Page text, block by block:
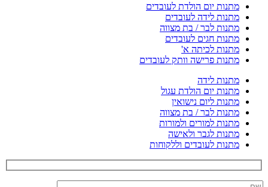
מתנות יום הולדת לעובדים
מתנות לידה לעובדים
מתנות לבר / בת מצווה
מתנות חגים לעובדים
מתנות לכיתה א'
מתנות פרישה וותק לעובדים
מתנות לידה
מתנות יום הולדת עגול
מתנות ליום נישואין
מתנות לבר / בת מצווה
מתנות למורים ולמורות
מתנות לגבר ולאישה
מתנות לעובדים וללקוחות